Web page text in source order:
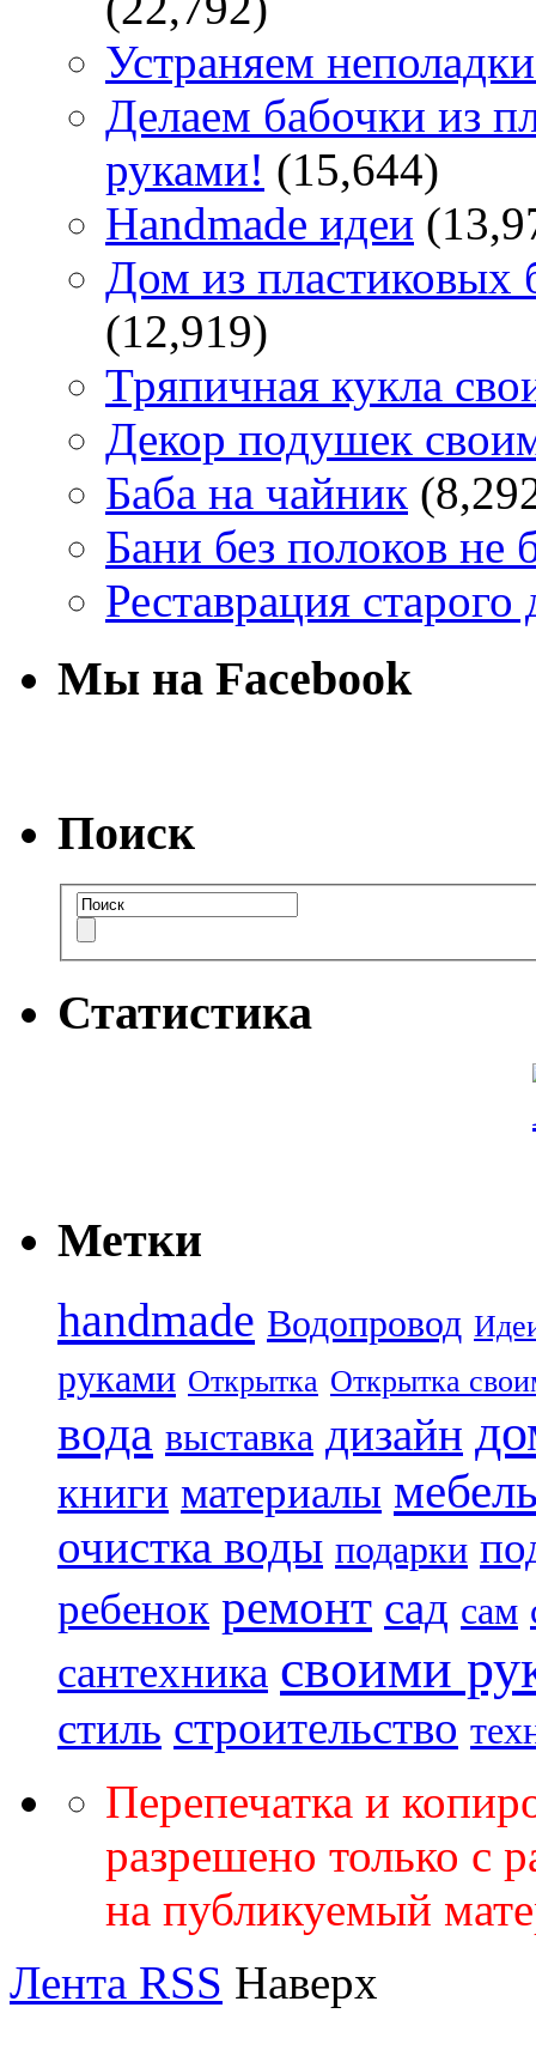
Устраняем
Делаем бабочки из
руками! (15,644)
Handmade идеи
Дом из пластиковых
(12,919)
Тряпичная кукла
Декор подушек
Баба на чайник
Бани без полоков не
Реставрация старого
Мы на Facebook
Поиск
Статистика
Метки
handmade Водопровод
руками Открытка Открытка
вода выставка дизайн
книги материалы
очистка воды подарки
ребенок ремонт сад сам
сантехника своими
стиль строительство
Перепечатка и
разрешено только с
на публикуемый
Лента RSS Наверх